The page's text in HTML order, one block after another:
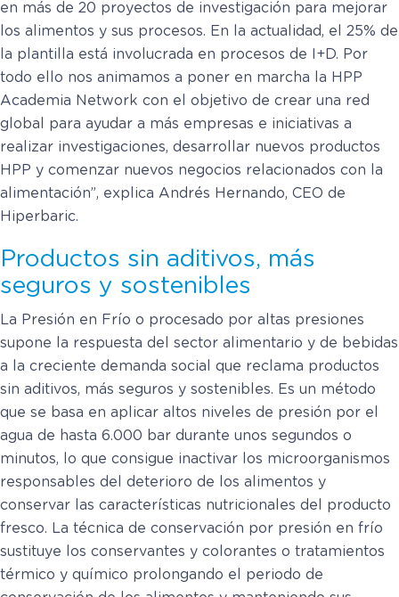
en más de 20 proyectos de investigación para mejorar
los alimentos y sus procesos. En la actualidad, el 25% de
la plantilla está involucrada en procesos de I+D. Por
todo ello nos animamos a poner en marcha la HPP
Academia Network con el objetivo de crear una red
global para ayudar a más empresas e iniciativas a
realizar investigaciones, desarrollar nuevos productos
HPP y comenzar nuevos negocios relacionados con la
alimentación”, explica Andrés Hernando, CEO de
Hiperbaric.
Productos sin aditivos, más
seguros y sostenibles
La Presión en Frío o procesado por altas presiones
supone la respuesta del sector alimentario y de bebidas
a la creciente demanda social que reclama productos
sin aditivos, más seguros y sostenibles. Es un método
que se basa en aplicar altos niveles de presión por el
agua de hasta 6.000 bar durante unos segundos o
minutos, lo que consigue inactivar los microorganismos
responsables del deterioro de los alimentos y
conservar las características nutricionales del producto
fresco. La técnica de conservación por presión en frío
sustituye los conservantes y colorantes o tratamientos
térmico y químico prolongando el periodo de